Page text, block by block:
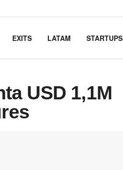
EXITS LATAM STARTUPS
USD 1,1M